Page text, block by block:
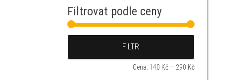
Filtrovat podle ceny
FILTR
Cena: 140 Kč — 290 Kč